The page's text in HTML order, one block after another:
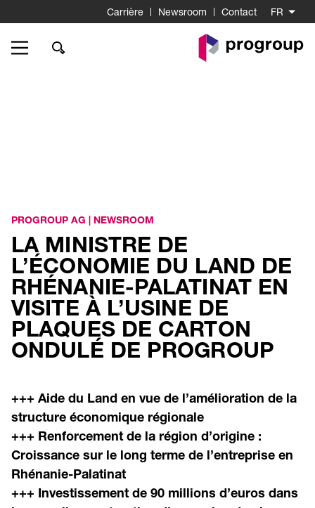
Carrière Newsroom Contact FR
Go
to
PROGROUP AG | NEWSROOM
LA MINISTRE DE
L’ÉCONOMIE DU LAND DE
RHÉNANIE-PALATINAT EN
VISITE À L’USINE DE
PLAQUES DE CARTON
ONDULÉ DE PROGROUP
+++ Aide du Land en vue de l’amélioration de la
structure économique régionale
+++ Renforcement de la région d’origine :
Croissance sur le long terme de l’entreprise en
Rhénanie-Palatinat
+++ Investissement de 90 millions d’euros dans